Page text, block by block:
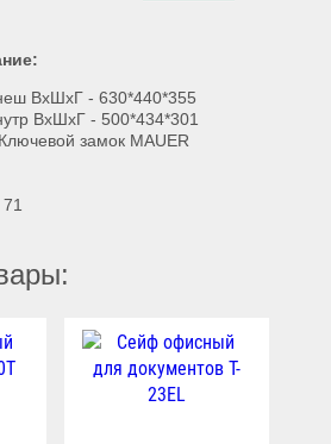
ВхШхГ -630*440*355
ВхШхГ - 500*434*301
Ключевой замок MAUER